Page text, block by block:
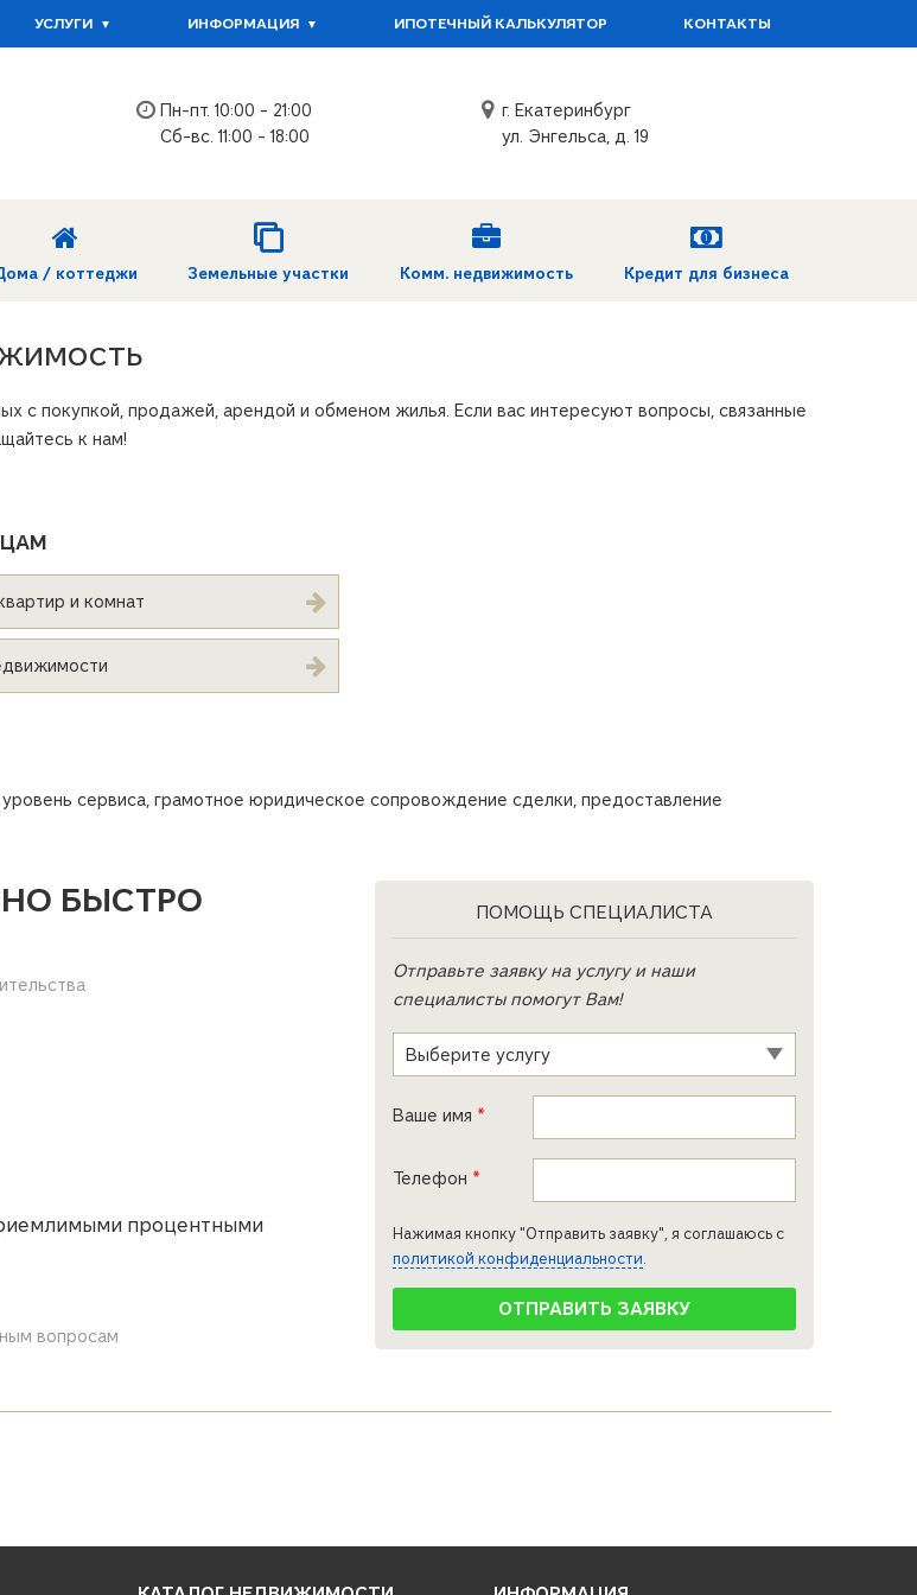
УСЛУГИ ИНФОРМАЦИЯ ИПОТЕЧНЫЙ КАЛЬКУЛЯТОР КОНТАКТЫ
Пн-пт. 10:00 - 21:00
Сб-вс. 11:00 - 18:00
г. Екатеринбург
ул. Энгельса, д. 19
/ коттеджи Земельные участки Комм. недвижимость Кредит для бизнеса
с покупкой, продажей, арендой и обменом жилья. Если вас интересуют вопросы, связанные
к нам!
и комнат
сервиса, грамотное юридическое сопровождение сделки, предоставление
БЫСТРО
процентными
вопросам
ПОМОЩЬ СПЕЦИАЛИСТА
Отправьте заявку на услугу и наши
специалисты помогут Вам!
Услуга
Ваше имя *
Телефон *
Нажимая кнопку "Отправить заявку", я соглашаюсь с
политикой конфиденциальности.